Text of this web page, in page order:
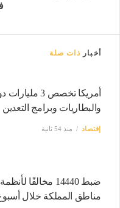
أخبار ذات صلة
أمريكا تخصص 3
والبطاريات وبرامج التعدين
إقتصاد منذ 54 ثانية
ضبط 14440
مناطق المملكة خلال